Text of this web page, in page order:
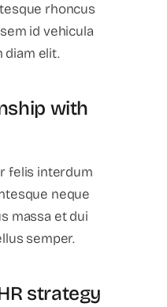
rhoncus
id vehicula
diam elit.
with
felis interdum
neque
massa et dui
semper.
strategy